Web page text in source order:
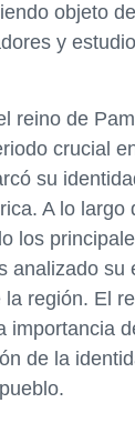
objeto
y
reino de
crucial
su
A lo largo
los
analizado su
región. El
importancia
de la